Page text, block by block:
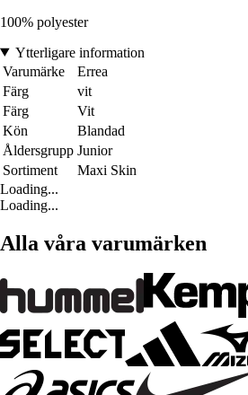
100% polyester
Ytterligare information
Varumärke
Errea
Färg
vit
Färg
Vit
Kön
Blandad
Åldersgrupp Junior
Sortiment
Maxi Skin
Loading...
Loading...
Alla våra varumärken